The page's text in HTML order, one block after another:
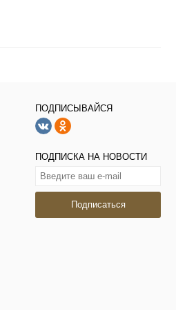
ПОДПИСЫВАЙСЯ
ПОДПИСКА НА НОВОСТИ
Подписаться